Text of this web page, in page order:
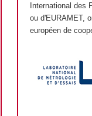
International des
ou d'EURAMET,
européen de